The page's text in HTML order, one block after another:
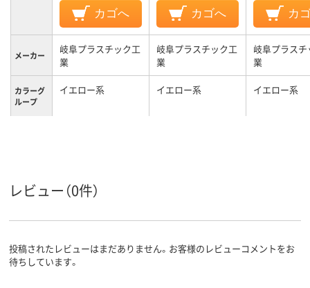
カゴへ カゴへ カ
メーカー
岐阜プラスチック工
業
岐阜プラスチック工
業
岐阜プラス
業
カラーグ
ループ
イエロー系 イエロー系 イエロー系
レビュー（0件）
投稿されたレビューはまだありません。お客様のレビューコメントをお
待ちしています。